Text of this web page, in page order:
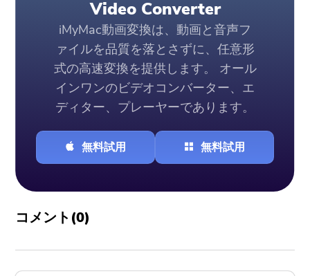
Video Converter
iMyMac動画変換は、動画と音声フ
ァイルを品質を落とさずに、任意形
式の高速変換を提供します。 オール
インワンのビデオコンバーター、エ
ディター、プレーヤーであります。
無料試用 無料試用
コメント(0)